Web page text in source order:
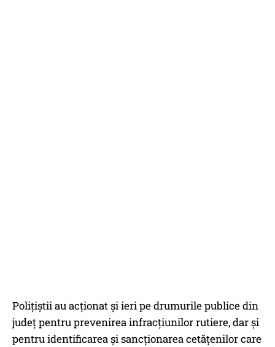
Poliţiştii au acţionat şi ieri pe drumurile publice din
judeţ pentru prevenirea infracţiunilor rutiere, dar şi
pentru identificarea şi sancţionarea cetăţenilor care